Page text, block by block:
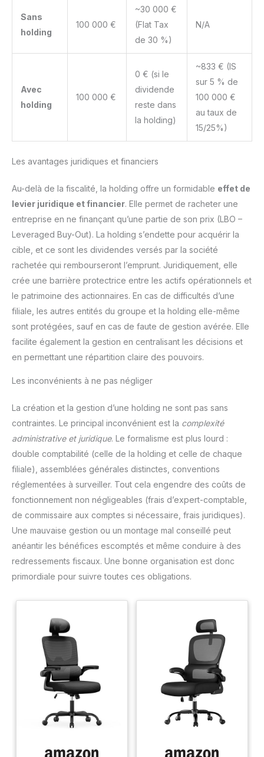
Sans
holding
100 000 €
~30 000 €
(Flat Tax
de 30 %)
N/A
Avec
holding
100 000 €
0 € (si le
dividende
reste dans
la holding)
~833 € (IS
sur 5 % de
100 000 €
au taux de
15/25%)
Les avantages juridiques et financiers
Au-delà de la fiscalité, la holding offre un formidable effet de
levier juridique et financier. Elle permet de racheter une
entreprise en ne finançant qu’une partie de son prix (LBO –
Leveraged Buy-Out). La holding s’endette pour acquérir la
cible, et ce sont les dividendes versés par la société
rachetée qui rembourseront l’emprunt. Juridiquement, elle
crée une barrière protectrice entre les actifs opérationnels et
le patrimoine des actionnaires. En cas de difficultés d’une
filiale, les autres entités du groupe et la holding elle-même
sont protégées, sauf en cas de faute de gestion avérée. Elle
facilite également la gestion en centralisant les décisions et
en permettant une répartition claire des pouvoirs.
Les inconvénients à ne pas négliger
La création et la gestion d’une holding ne sont pas sans
contraintes. Le principal inconvénient est la complexité
administrative et juridique. Le formalisme est plus lourd :
double comptabilité (celle de la holding et celle de chaque
filiale), assemblées générales distinctes, conventions
réglementées à surveiller. Tout cela engendre des coûts de
fonctionnement non négligeables (frais d’expert-comptable,
de commissaire aux comptes si nécessaire, frais juridiques).
Une mauvaise gestion ou un montage mal conseillé peut
anéantir les bénéfices escomptés et même conduire à des
redressements fiscaux. Une bonne organisation est donc
primordiale pour suivre toutes ces obligations.